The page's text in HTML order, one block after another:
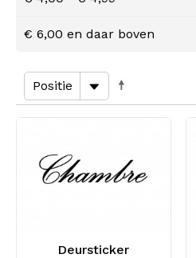
€ 6,00 en daar boven
Deursticker